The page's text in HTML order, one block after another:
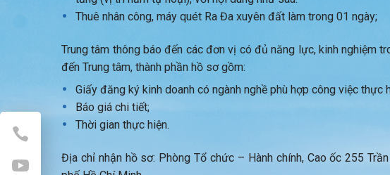
Thuê nhân công, máy quét Ra Đa xuyên đất làm trong 01 ngày;
Trung tâm thông báo đến các đơn vị có đủ năng lực, kinh nghiệm
đến Trung tâm, thành phần hồ sơ gồm:
Giấy đăng ký kinh doanh có ngành nghề phù hợp công việc thực
Báo giá chi tiết;
Thời gian thực hiện.
Địa chỉ nhận hồ sơ: Phòng Tổ chức – Hành chính, Cao ốc 255